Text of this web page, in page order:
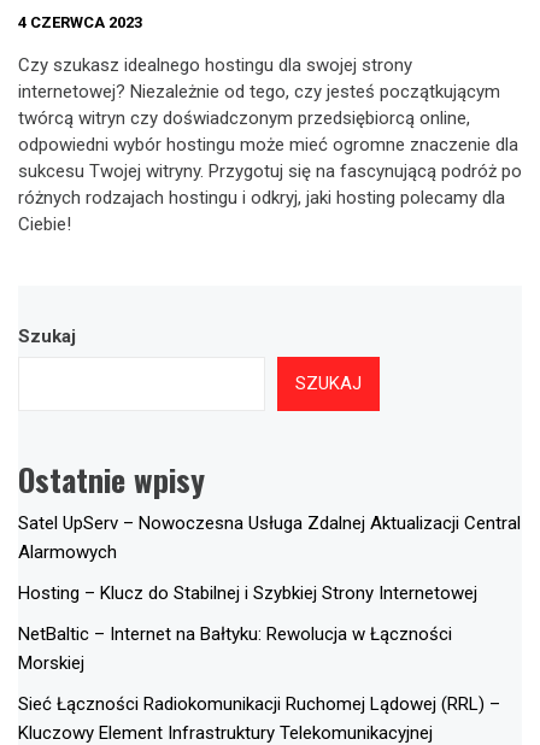
4 CZERWCA 2023
Czy szukasz idealnego hostingu dla swojej strony
internetowej? Niezależnie od tego, czy jesteś początkującym
twórcą witryn czy doświadczonym przedsiębiorcą online,
odpowiedni wybór hostingu może mieć ogromne znaczenie dla
sukcesu Twojej witryny. Przygotuj się na fascynującą podróż po
różnych rodzajach hostingu i odkryj, jaki hosting polecamy dla
Ciebie!
Szukaj
SZUKAJ
Ostatnie wpisy
Satel UpServ – Nowoczesna Usługa Zdalnej Aktualizacji Central
Alarmowych
Hosting – Klucz do Stabilnej i Szybkiej Strony Internetowej
NetBaltic – Internet na Bałtyku: Rewolucja w Łączności
Morskiej
Sieć Łączności Radiokomunikacji Ruchomej Lądowej (RRL) –
Kluczowy Element Infrastruktury Telekomunikacyjnej